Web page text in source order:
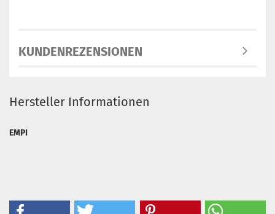
KUNDENREZENSIONEN
Hersteller Informationen
EMPI